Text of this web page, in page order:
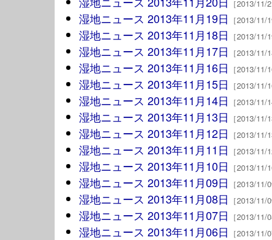
［2013/11/
湿地ニュース 2013年11月19日 ［2013/11/
湿地ニュース 2013年11月18日 ［2013/11/
湿地ニュース 2013年11月17日 ［2013/11/
湿地ニュース 2013年11月16日 ［2013/11/
湿地ニュース 2013年11月15日 ［2013/11/
湿地ニュース 2013年11月14日 ［2013/11/
湿地ニュース 2013年11月13日 ［2013/11/
湿地ニュース 2013年11月12日 ［2013/11/
湿地ニュース 2013年11月11日 ［2013/11/
湿地ニュース 2013年11月10日 ［2013/11/
湿地ニュース 2013年11月09日 ［2013/11/
湿地ニュース 2013年11月08日 ［2013/11/
湿地ニュース 2013年11月07日 ［2013/11/
湿地ニュース 2013年11月06日 ［2013/11/